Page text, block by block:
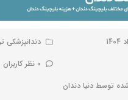
دندانپزشکی
0 نظر کاربران
توسط دنیا دندان